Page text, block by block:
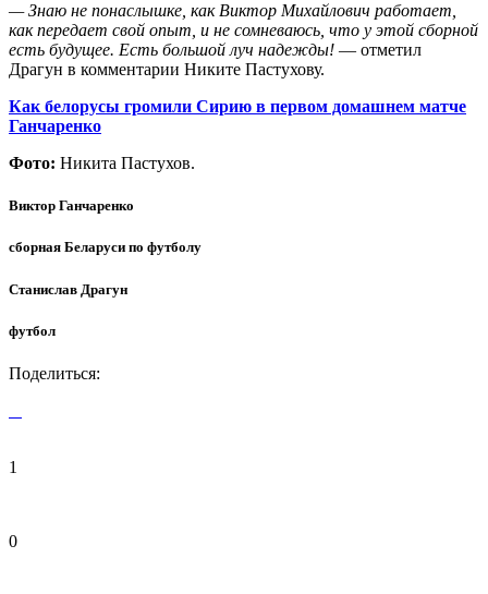
— Знаю не понаслышке, как Виктор Михайлович работает,
как передает свой опыт, и не сомневаюсь, что у этой сборной
есть будущее. Есть большой луч надежды! — отметил
Драгун в комментарии Никите Пастухову.
Как белорусы громили Сирию в первом домашнем матче
Ганчаренко
Фото: Никита Пастухов.
Виктор Ганчаренко
сборная Беларуси по футболу
Станислав Драгун
футбол
Поделиться:
1
0